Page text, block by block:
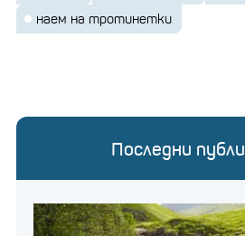
наем на тротинетки
Последни